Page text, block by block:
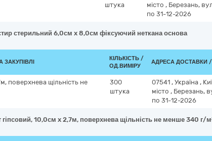
штука
місто , Березань,
по 31-12-2026
стерильний 6,0см x 8,0см фіксуючий неткана основа
КІЛЬКІСТЬ /
ОД.ВИМІРУ
АДРЕСА ДОСТАВКИ
поверхнева щільність не
300
штука
07541 , Україна ,
місто , Березань,
по 31-12-2026
гіпсовий, 10,0см x 2,7м, поверхнева щільність не менше 340 г/